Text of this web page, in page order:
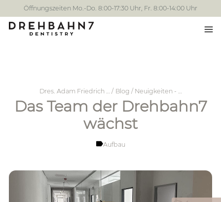
Öffnungszeiten Mo.-Do. 8:00-17:30 Uhr, Fr. 8:00-14:00 Uhr
Dres. Adam Friedrich … Blog / Neuigkeiten - …
Das Team der Drehbahn7
wächst
Aufbau